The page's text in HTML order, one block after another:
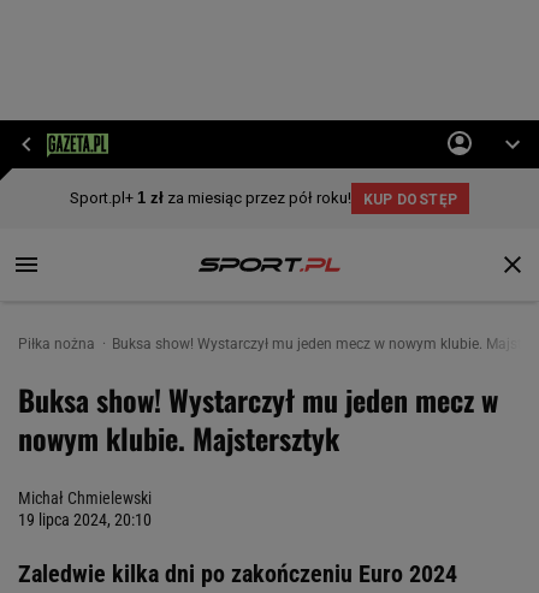
Piłka nożna Buksa show! Wystarczył mu jeden mecz w nowym klubie.
Buksa show! Wystarczył mu jeden mecz w
nowym klubie. Majstersztyk
Michał Chmielewski
19 lipca 2024, 20:10
Zaledwie kilka dni po zakończeniu Euro 2024